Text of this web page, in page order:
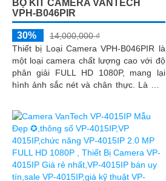
BỘ KIT CAMERA VANTECH
VPH-B046PIR
30%
14,000,000 ₫
Thiết bị Loại Camera VPH-B046PIR là
một loại camera chất lượng cao với độ
phân giải FULL HD 1080P, mang lại
hình ảnh sắc nét và chân thực. Là một